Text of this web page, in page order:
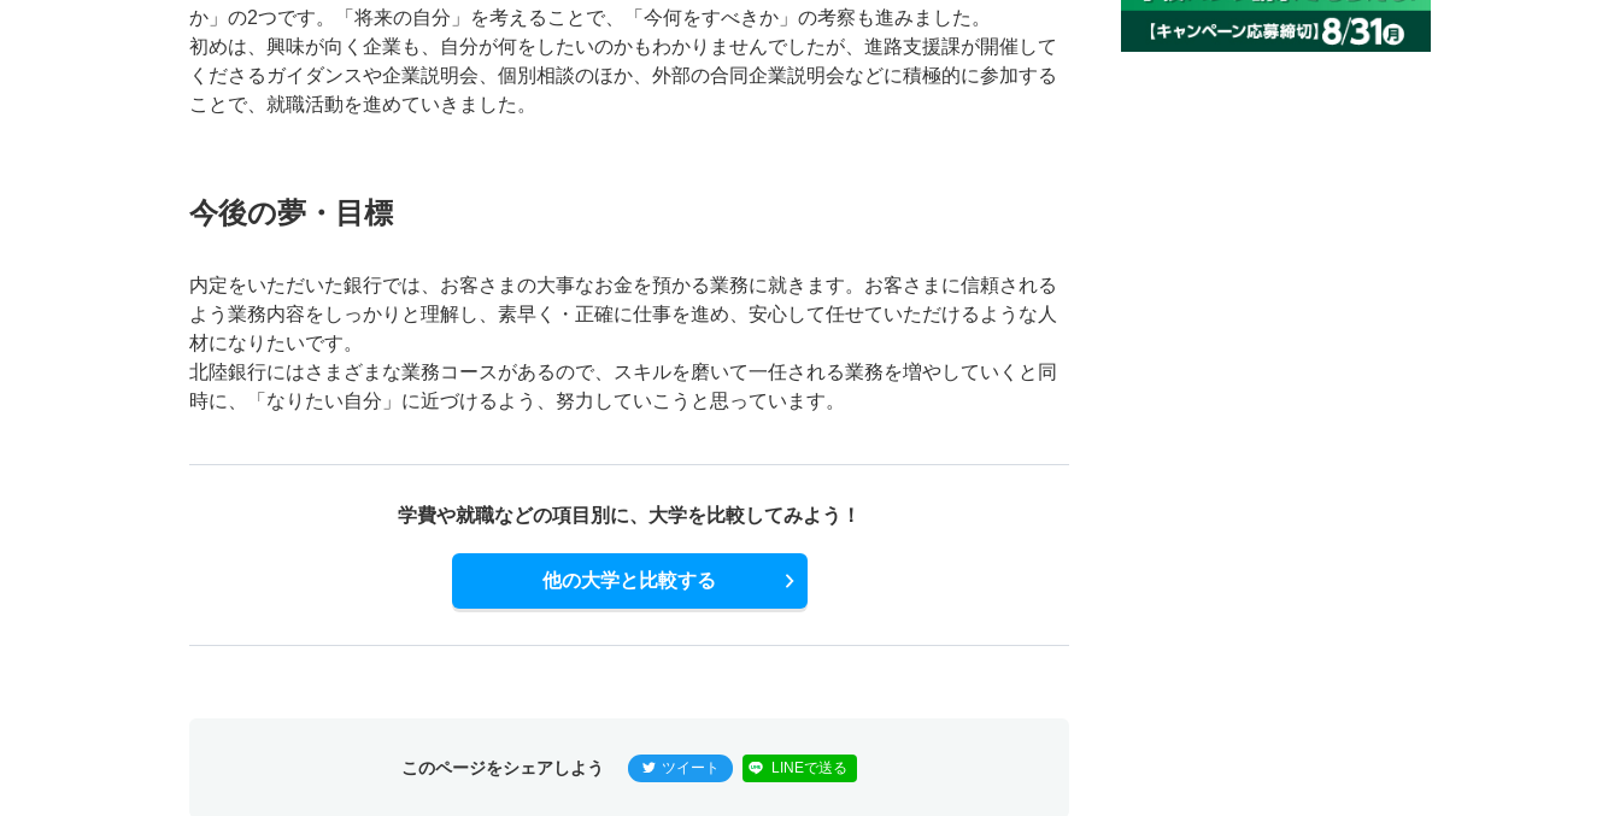
か」の2つです。「将来の自分」を考えることで、「今何をすべきか」の考察も進みました。
初めは、興味が向く企業も、自分が何をしたいのかもわかりませんでしたが、進路支援課が開催して
くださるガイダンスや企業説明会、個別相談のほか、外部の合同企業説明会などに積極的に参加する
ことで、就職活動を進めていきました。
今後の夢・目標
内定をいただいた銀行では、お客さまの大事なお金を預かる業務に就きます。お客さまに信頼される
よう業務内容をしっかりと理解し、素早く・正確に仕事を進め、安心して任せていただけるような人
材になりたいです。
北陸銀行にはさまざまな業務コースがあるので、スキルを磨いて一任される業務を増やしていくと同
時に、「なりたい自分」に近づけるよう、努力していこうと思っています。
学費や就職などの項目別に、 大学を比較してみよう！
他の大学と比較する
このページをシェアしよう ツイート LINEで送る